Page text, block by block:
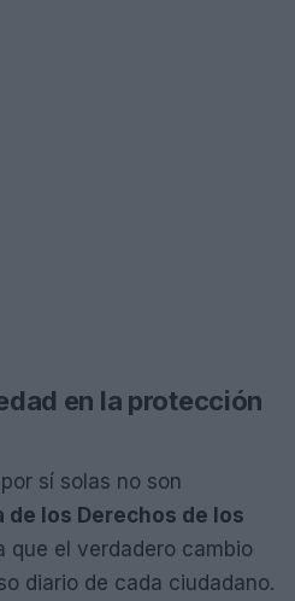
en la protección
sí solas no son
de los Derechos de los
que el verdadero cambio
diario de cada ciudadano.